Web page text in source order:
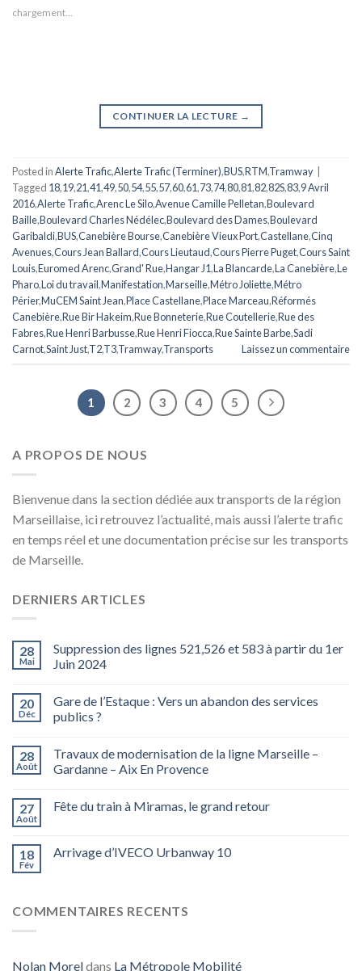
chargement…
CONTINUER LA LECTURE →
Posted inAlerte Trafic,Alerte Trafic (Terminer),BUS,RTM,Tramway
Tagged 18,19,21,41,49,50,54,55,57,60,61,73,74,80,81,82,82S,83,9 Avril
2016,Alerte Trafic,Arenc Le Silo,Avenue Camille Pelletan,Boulevard
Baille,Boulevard Charles Nédélec,Boulevard des Dames,Boulevard
Garibaldi,BUS,Canebière Bourse,Canebière Vieux Port,Castellane,Cinq
Avenues,Cours Jean Ballard,Cours Lieutaud,Cours Pierre Puget,Cours Saint
Louis,Euromed Arenc,Grand' Rue,Hangar J1,La Blancarde,La Canebière,Le
Pharo,Loi du travail,Manifestation,Marseille,Métro Joliette,Métro
Périer,MuCEM Saint Jean,Place Castellane,Place Marceau,Réformés
Canebière,Rue Bir Hakeim,Rue Bonneterie,Rue Coutellerie,Rue des
Fabres,Rue Henri Barbusse,Rue Henri Fiocca,Rue Sainte Barbe,Sadi
Carnot,Saint Just,T2,T3,Tramway,Transports Laissez un commentaire
1 2 3 4 5
A PROPOS DE NOUS
Bienvenue dans la section dédiée aux transports de la région
Marseillaise, ici retrouvez l’actualité, mais aussi l’alerte trafic
en temps réel et une documentation précise sur les transports
de Marseille.
DERNIERS ARTICLES
28
Mai
Suppression des lignes 521,526 et 583 à partir du 1er
Juin 2024
20
Déc
Gare de l’Estaque : Vers un abandon des services
publics ?
28
Août
Travaux de modernisation de la ligne Marseille –
Gardanne – Aix En Provence
27
Août
Fête du train à Miramas, le grand retour
18
Fév
Arrivage d’IVECO Urbanway 10
COMMENTAIRES RECENTS
Nolan Moreldans La Métropole Mobilité